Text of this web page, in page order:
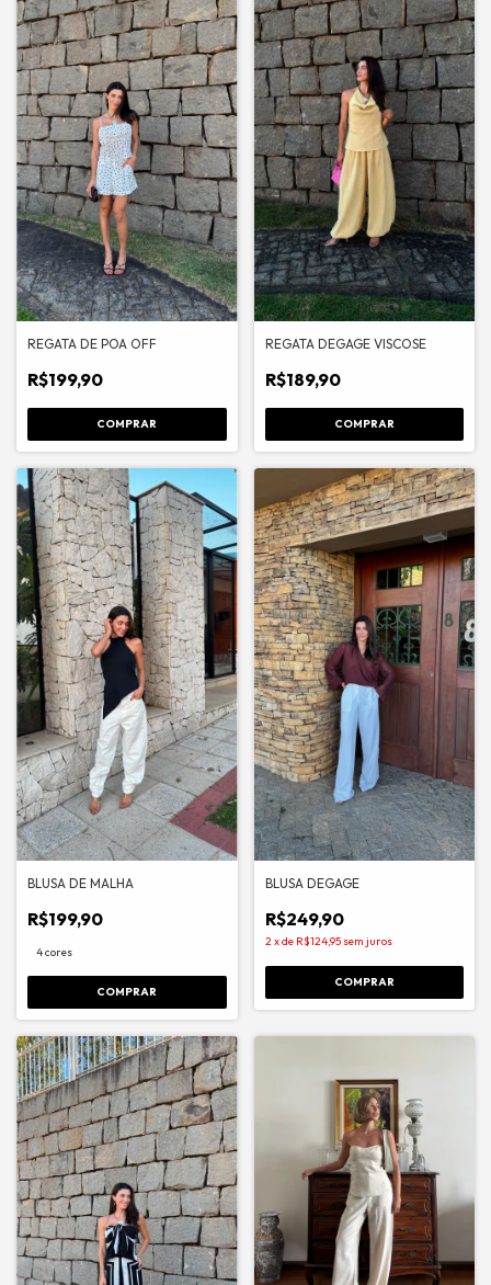
REGATA DE POA OFF
R$199,90
COMPRAR
REGATA DEGAGE VISCOSE
R$189,90
COMPRAR
BLUSA DE MALHA
R$199,90
4 cores
COMPRAR
BLUSA DEGAGE
R$249,90
2xde R$124,95 sem juros
COMPRAR